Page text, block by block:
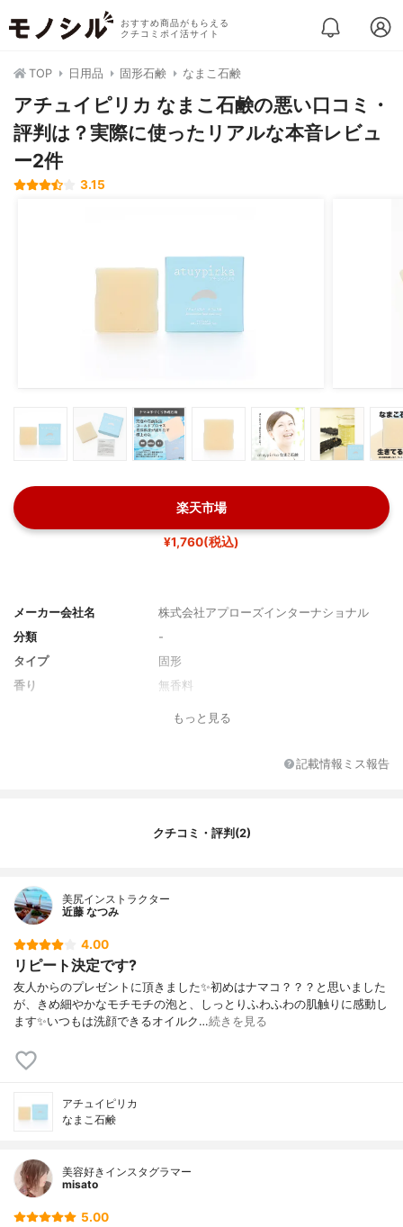
おすすめ商品がもらえる
クチコミポイ活サイト
TOP 日用品 固形石鹸 なまこ石鹸
アチュイピリカ なまこ石鹸の悪い口コミ・
評判は？実際に使ったリアルな本音レビュ
ー2件
3.15
楽天市場
¥1,760(税込)
メーカー会社名
株式会社アプローズインターナショナル
分類
-
タイプ
固形
香り
無香料
もっと見る
記載情報ミス報告
クチコミ・評判(2)
美尻インストラクター
近藤 なつみ
4.00
リピート決定です?
友人からのプレゼントに頂きました✨初めはナマコ？？？と思いました
が、きめ細やかなモチモチの泡と、しっとりふわふわの肌触りに感動し
ます✨いつもは洗顔できるオイルク…続きを見る
アチュイピリカ
なまこ石鹸
美容好きインスタグラマー
misato
5.00